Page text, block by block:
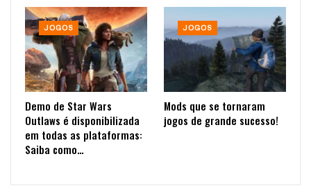
JOGOS
Demo de Star Wars
Outlaws é disponibilizada
em todas as plataformas:
Saiba como…
JOGOS
Mods que se tornaram
jogos de grande sucesso!